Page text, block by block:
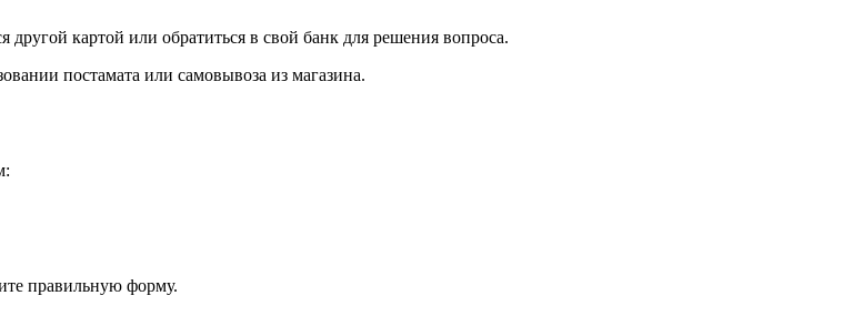
картой или обратиться в свой банк для решения вопроса.
постамата или самовывоза из магазина.
правильную форму.